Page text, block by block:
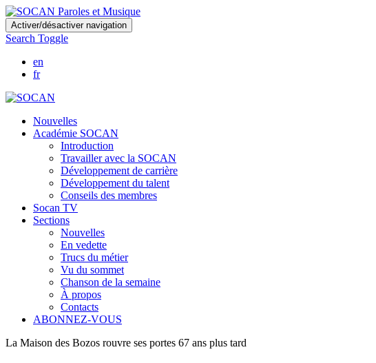
Skip
to
main
content
Activer/désactiver navigation
Search Toggle
en
fr
Nouvelles
Académie SOCAN
Introduction
Travailler avec la SOCAN
Développement de carrière
Développement du talent
Conseils des membres
Socan TV
Sections
Nouvelles
En vedette
Trucs du métier
Vu du sommet
Chanson de la semaine
À propos
Contacts
ABONNEZ-VOUS
La Maison des Bozos rouvre ses portes 67 ans plus tard